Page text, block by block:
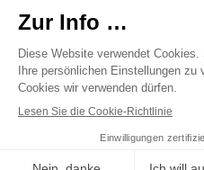
Erklärung zur Barrierefreiheit
Meldesystem – Whistleblower
Bonjour,